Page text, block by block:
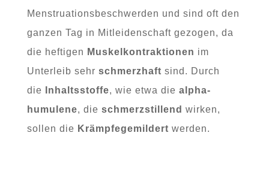
Menstruationsbeschwerden und sind oft den
ganzen Tag in Mitleidenschaft gezogen, da
die heftigen Muskelkontraktionen im
Unterleib sehr schmerzhaft sind. Durch
die
Inhaltsstoffe, wie etwa die alpha-
humulene, die schmerzstillend wirken,
sollen die Krämpfegemildert werden.